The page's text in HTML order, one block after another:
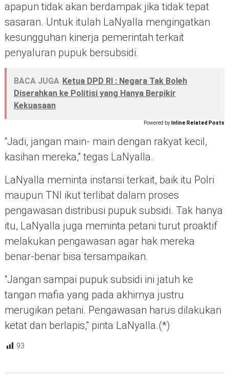
apapun tidak akan berdampak jika tidak tepat
sasaran. Untuk itulah LaNyalla mengingatkan
kesungguhan kinerja pemerintah terkait
penyaluran pupuk bersubsidi.
BACA JUGA Ketua DPD RI : Negara Tak Boleh
Diserahkan ke Politisi yang Hanya Berpikir
Kekuasaan
Powered by Inline Related Posts
“Jadi, jangan main- main dengan rakyat kecil,
kasihan mereka,” tegas LaNyalla.
LaNyalla meminta instansi terkait, baik itu Polri
maupun TNI ikut terlibat dalam proses
pengawasan distribusi pupuk subsidi. Tak hanya
itu, LaNyalla juga meminta petani turut proaktif
melakukan pengawasan agar hak mereka
benar-benar bisa tersampaikan.
“Jangan sampai pupuk subsidi ini jatuh ke
tangan mafia yang pada akhirnya justru
merugikan petani. Pengawasan harus dilakukan
ketat dan berlapis,” pinta LaNyalla.(*)
93